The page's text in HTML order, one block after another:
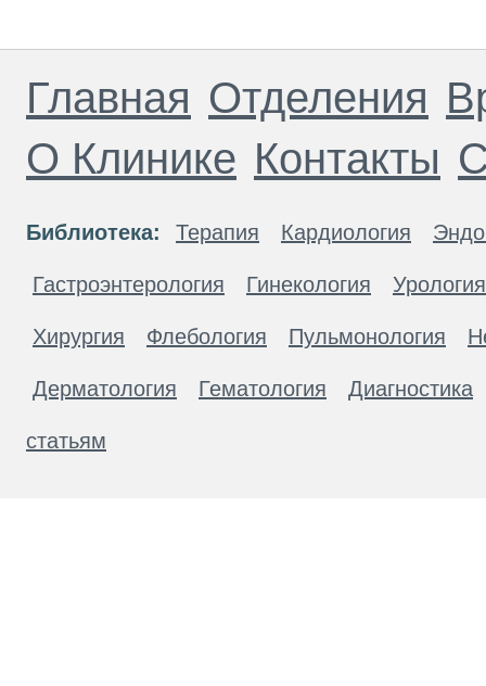
Главная Отделения
О Клинике Контакты
Библиотека: Терапия Кардиология
Гастроэнтерология Гинекология Урология
Хирургия Флебология Пульмонология
Дерматология Гематология Диагностика
статьям